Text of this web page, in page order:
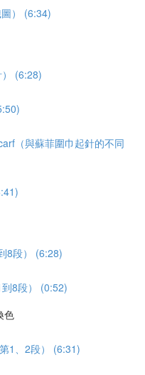
） (6:34)
(6:28)
（與蘇菲圍巾起針的不同
8段） (6:28)
8段） (0:52)
色
1、2段） (6:31)